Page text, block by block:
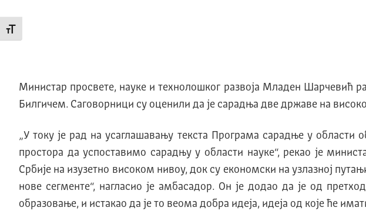
Промени величину слова
Министар просвете, науке и технолошког развоја Младен Шарчевић
Билгичем. Саговорници су оценили да је сарадња две државе на
„У току је рад на усаглашавању текста Програма сарадње у
простора да успоставимо сарадњу у области науке“, рекао је
Србије на изузетно високом нивоу, док су економски на узлазној
нове сегменте“, нагласио је амбасадор. Он је додао да је од
образовање, и истакао да је то веома добра идеја, идеја од које ће